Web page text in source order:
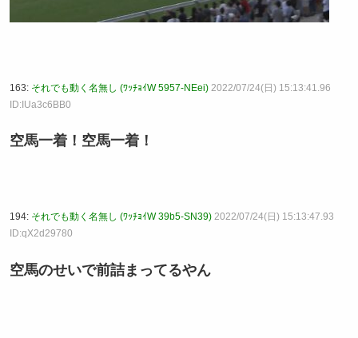
163: それでも動く名無し (ﾜｯﾁｮｲW 5957-NEei) 2022/07/24(日) 15:13:41.96
ID:IUa3c6BB0
空馬一着！空馬一着！
194: それでも動く名無し (ﾜｯﾁｮｲW 39b5-SN39) 2022/07/24(日) 15:13:47.93
ID:qX2d29780
空馬のせいで前詰まってるやん